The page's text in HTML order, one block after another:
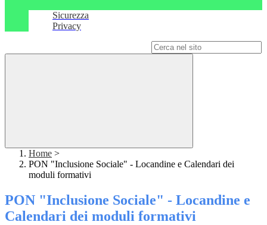
Sicurezza
Privacy
Home >
PON "Inclusione Sociale" - Locandine e Calendari dei
moduli formativi
PON "Inclusione Sociale" - Locandine e
Calendari dei moduli formativi